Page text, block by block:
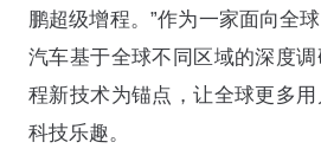
鹏超级增程。”作为一家面向全
汽车基于全球不同区域的深度
程新技术为锚点，让全球更多
科技乐趣。